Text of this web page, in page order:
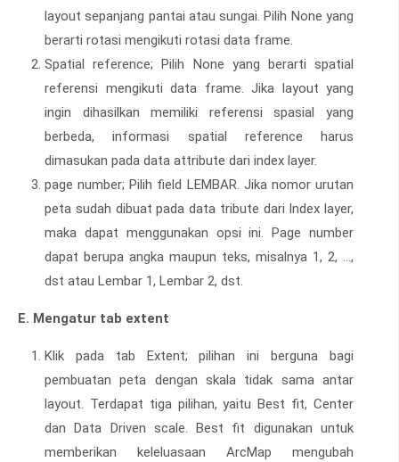
layout sepanjang pantai atau sungai. Pilih None yang
berarti rotasi mengikuti rotasi data frame.
Spatial reference; Pilih None yang berarti spatial
referensi mengikuti data frame. Jika layout yang
ingin dihasilkan memiliki referensi spasial yang
berbeda, informasi spatial reference harus
dimasukan pada data attribute dari index layer.
page number; Pilih field LEMBAR. Jika nomor urutan
peta sudah dibuat pada data tribute dari Index layer,
maka dapat menggunakan opsi ini. Page number
dapat berupa angka maupun teks, misalnya 1, 2, ...,
dst atau Lembar 1, Lembar 2, dst.
E. Mengatur tab extent
Klik pada tab Extent; pilihan ini berguna bagi
pembuatan peta dengan skala tidak sama antar
layout. Terdapat tiga pilihan, yaitu Best fit, Center
dan Data Driven scale. Best fit digunakan untuk
memberikan keleluasaan ArcMap mengubah